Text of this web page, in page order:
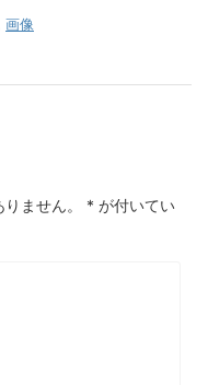
画像
ません。 * が付いてい